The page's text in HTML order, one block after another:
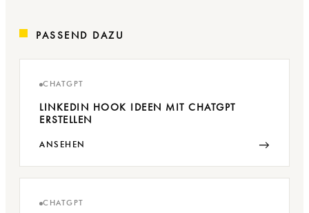
PASSEND DAZU
CHATGPT
LINKEDIN HOOK IDEEN MIT CHATGPT
ERSTELLEN
ANSEHEN →
CHATGPT